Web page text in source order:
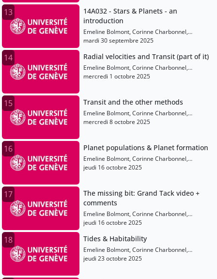
13
14A032 - Stars & Planets - an
introduction
Emeline Bolmont, Corinne Charbonnel,
Anastasios Fragkos
mardi 30 septembre 2025
14 Radial velocities and Transit (part of it)
Emeline Bolmont, Corinne Charbonnel,
Anastasios Fragkos
mercredi 1 octobre 2025
15 Transit and the other methods
Emeline Bolmont, Corinne Charbonnel,
Anastasios Fragkos
mercredi 8 octobre 2025
16 Planet populations & Planet formation
Emeline Bolmont, Corinne Charbonnel,
Anastasios Fragkos
jeudi 16 octobre 2025
17
The missing bit: Grand Tack video +
comments
Emeline Bolmont, Corinne Charbonnel,
Anastasios Fragkos
jeudi 16 octobre 2025
18 Tides & Habitability
Emeline Bolmont, Corinne Charbonnel,
Anastasios Fragkos
jeudi 23 octobre 2025